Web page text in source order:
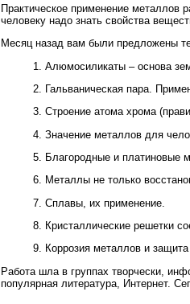
Практическое применение металлов
человеку надо знать свойства
Месяц назад вам были предложены
1. Алюмосиликаты – основа
2. Гальваническая пара.
3. Строение атома хрома
4. Значение металлов для
5. Благородные и платиновые
6. Металлы не только
7. Сплавы, их применение.
8. Кристаллические решетки
9. Коррозия металлов и
Работа шла в группах творчески,
популярная литература, Интернет.